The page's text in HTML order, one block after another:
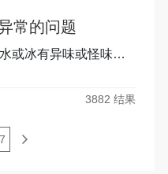
常的问题
或冰有异味或怪味，
3882 结果